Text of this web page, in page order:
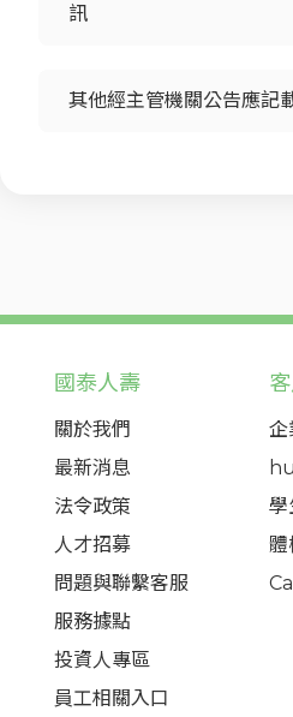
訊
其他經主管機關公告應記
國泰人壽
關於我們
最新消息
法令政策
人才招募
問題與聯繫客服
服務據點
投資人專區
員工相關入口
學
體